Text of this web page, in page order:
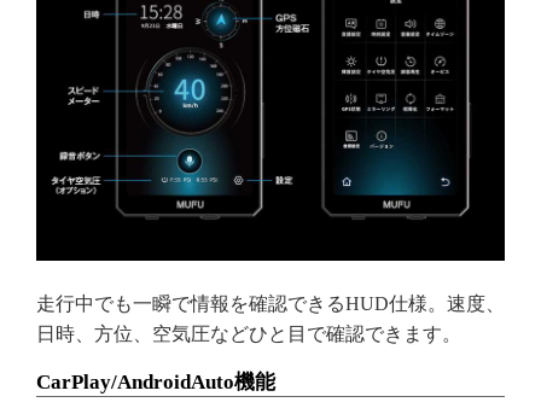
走行中でも一瞬で情報を確認できるHUD仕様。速度、
日時、方位、空気圧などひと目で確認できます。
CarPlay/AndroidAuto機能